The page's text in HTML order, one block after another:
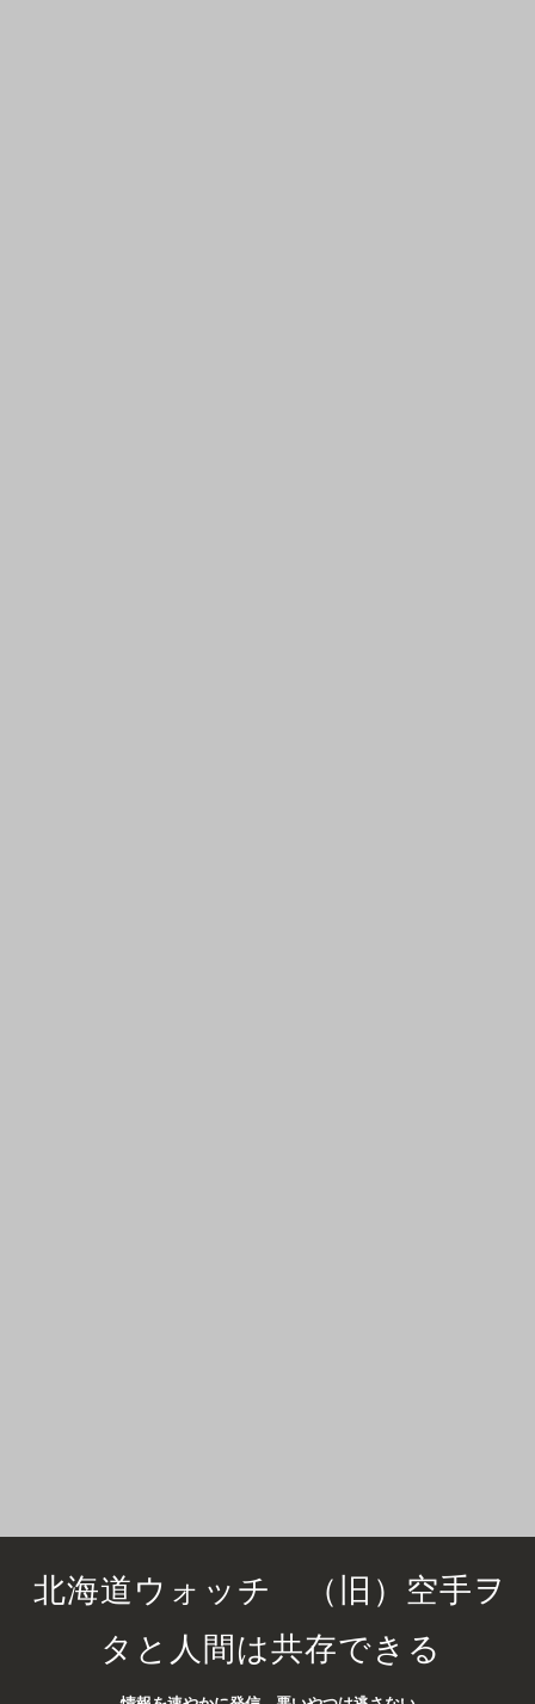
北海道ウォッチ （旧）空手ヲ
タと人間は共存できる